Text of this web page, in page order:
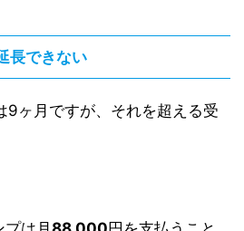
長できない
9ヶ月ですが、それを超える受